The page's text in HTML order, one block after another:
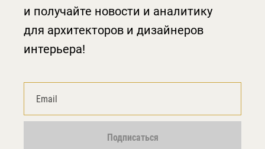
и получайте новости и аналитику
для архитекторов и дизайнеров
интерьера!
Подписаться